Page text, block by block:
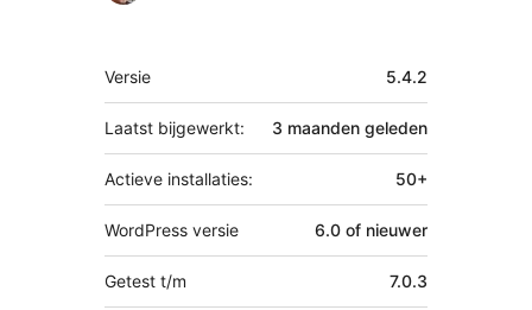
Meta
Versie 5.4.2
Laatst bijgewerkt: 3 maanden geleden
Actieve installaties: 50+
WordPress versie 6.0 of nieuwer
Getest t/m 7.0.3